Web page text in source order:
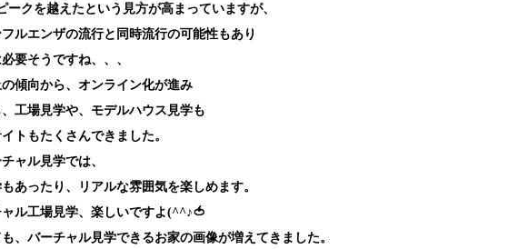
ークを越えたという見方が高まっていますが、
ルエンザの流行と同時流行の可能性もあり
要そうですね、、、
傾向から、オンライン化が進み
工場見学や、モデルハウス見学も
トもたくさんできました。
ャル見学では、
あったり、リアルな雰囲気を楽しめます。
ル工場見学、楽しいですよ(^^♪🍅
、バーチャル見学できるお家の画像が増えてきました。